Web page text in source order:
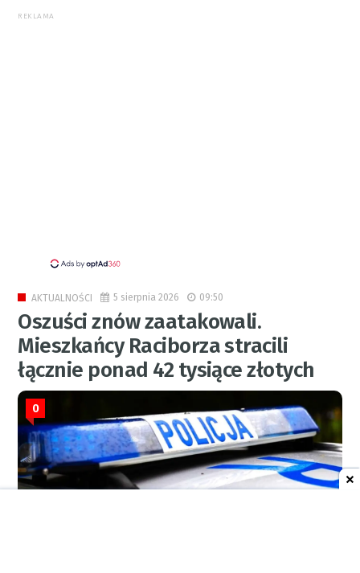
REKLAMA
AKTUALNOŚCI 5 sierpnia 2026 09:50
Oszuści znów zaatakowali.
Mieszkańcy Raciborza stracili
łącznie ponad 42 tysiące złotych
0